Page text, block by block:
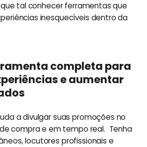
tal conhecer ferramentas que
inesquecíveis dentro da
completa para
e aumentar
a divulgar suas promoções no
compra e em tempo real. Tenha
locutores profissionais e